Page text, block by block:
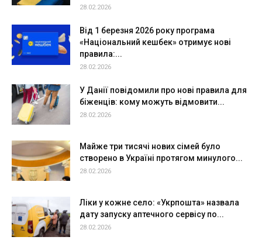
28.02.2026
Від 1 березня 2026 року програма
«Національний кешбек» отримує нові
правила:...
28.02.2026
У Данії повідомили про нові правила для
біженців: кому можуть відмовити...
28.02.2026
Майже три тисячі нових сімей було
створено в Україні протягом минулого...
28.02.2026
Ліки у кожне село: «Укрпошта» назвала
дату запуску аптечного сервісу по...
28.02.2026